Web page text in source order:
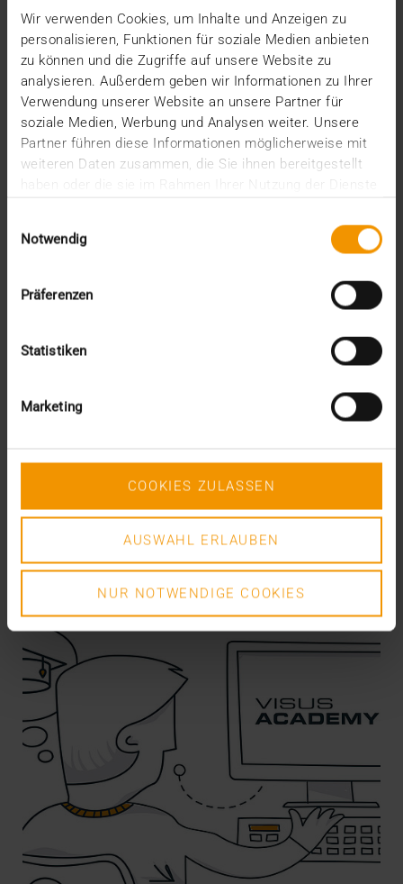
Wir verwenden Cookies, um Inhalte und Anzeigen zu
personalisieren, Funktionen für soziale Medien anbieten
zu können und die Zugriffe auf unsere Website zu
analysieren. Außerdem geben wir Informationen zu Ihrer
Verwendung unserer Website an unsere Partner für
soziale Medien, Werbung und Analysen weiter. Unsere
Partner führen diese Informationen möglicherweise mit
weiteren Daten zusammen, die Sie ihnen bereitgestellt
Notwendig
Präferenzen
Statistiken
Marketing
COOKIES ZULASSEN
AUSWAHL ERLAUBEN
NUR NOTWENDIGE COOKIES
COLONNE
13.01.2022
Pour moi, en tant qu’un des fondateurs et directeurs